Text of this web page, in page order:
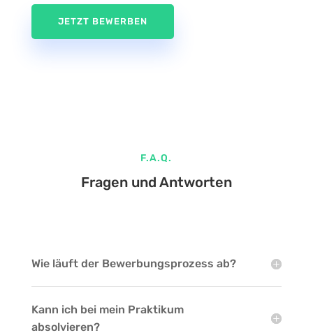
JETZT BEWERBEN
F.A.Q.
Fragen und Antworten
Wie läuft der Bewerbungsprozess ab?
Kann ich bei mein Praktikum
absolvieren?